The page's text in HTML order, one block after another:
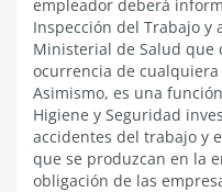
empleador deberá
Inspección del Trabajo y
Ministerial de Salud que
ocurrencia de cualquiera
Asimismo, es una
Higiene y Seguridad
accidentes del trabajo y
que se produzcan en la
obligación de las